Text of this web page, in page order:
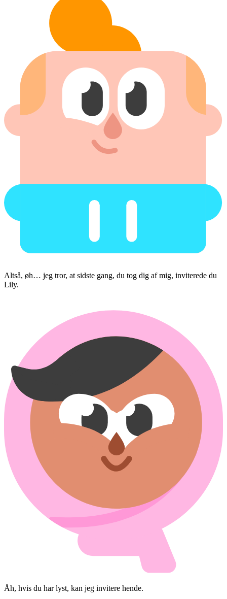
Altså, øh… jeg tror, at sidste gang, du tog dig af mig, inviterede du
Lily.
Åh, hvis du har lyst, kan jeg invitere hende.